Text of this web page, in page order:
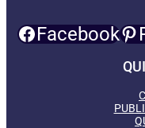
Facebook